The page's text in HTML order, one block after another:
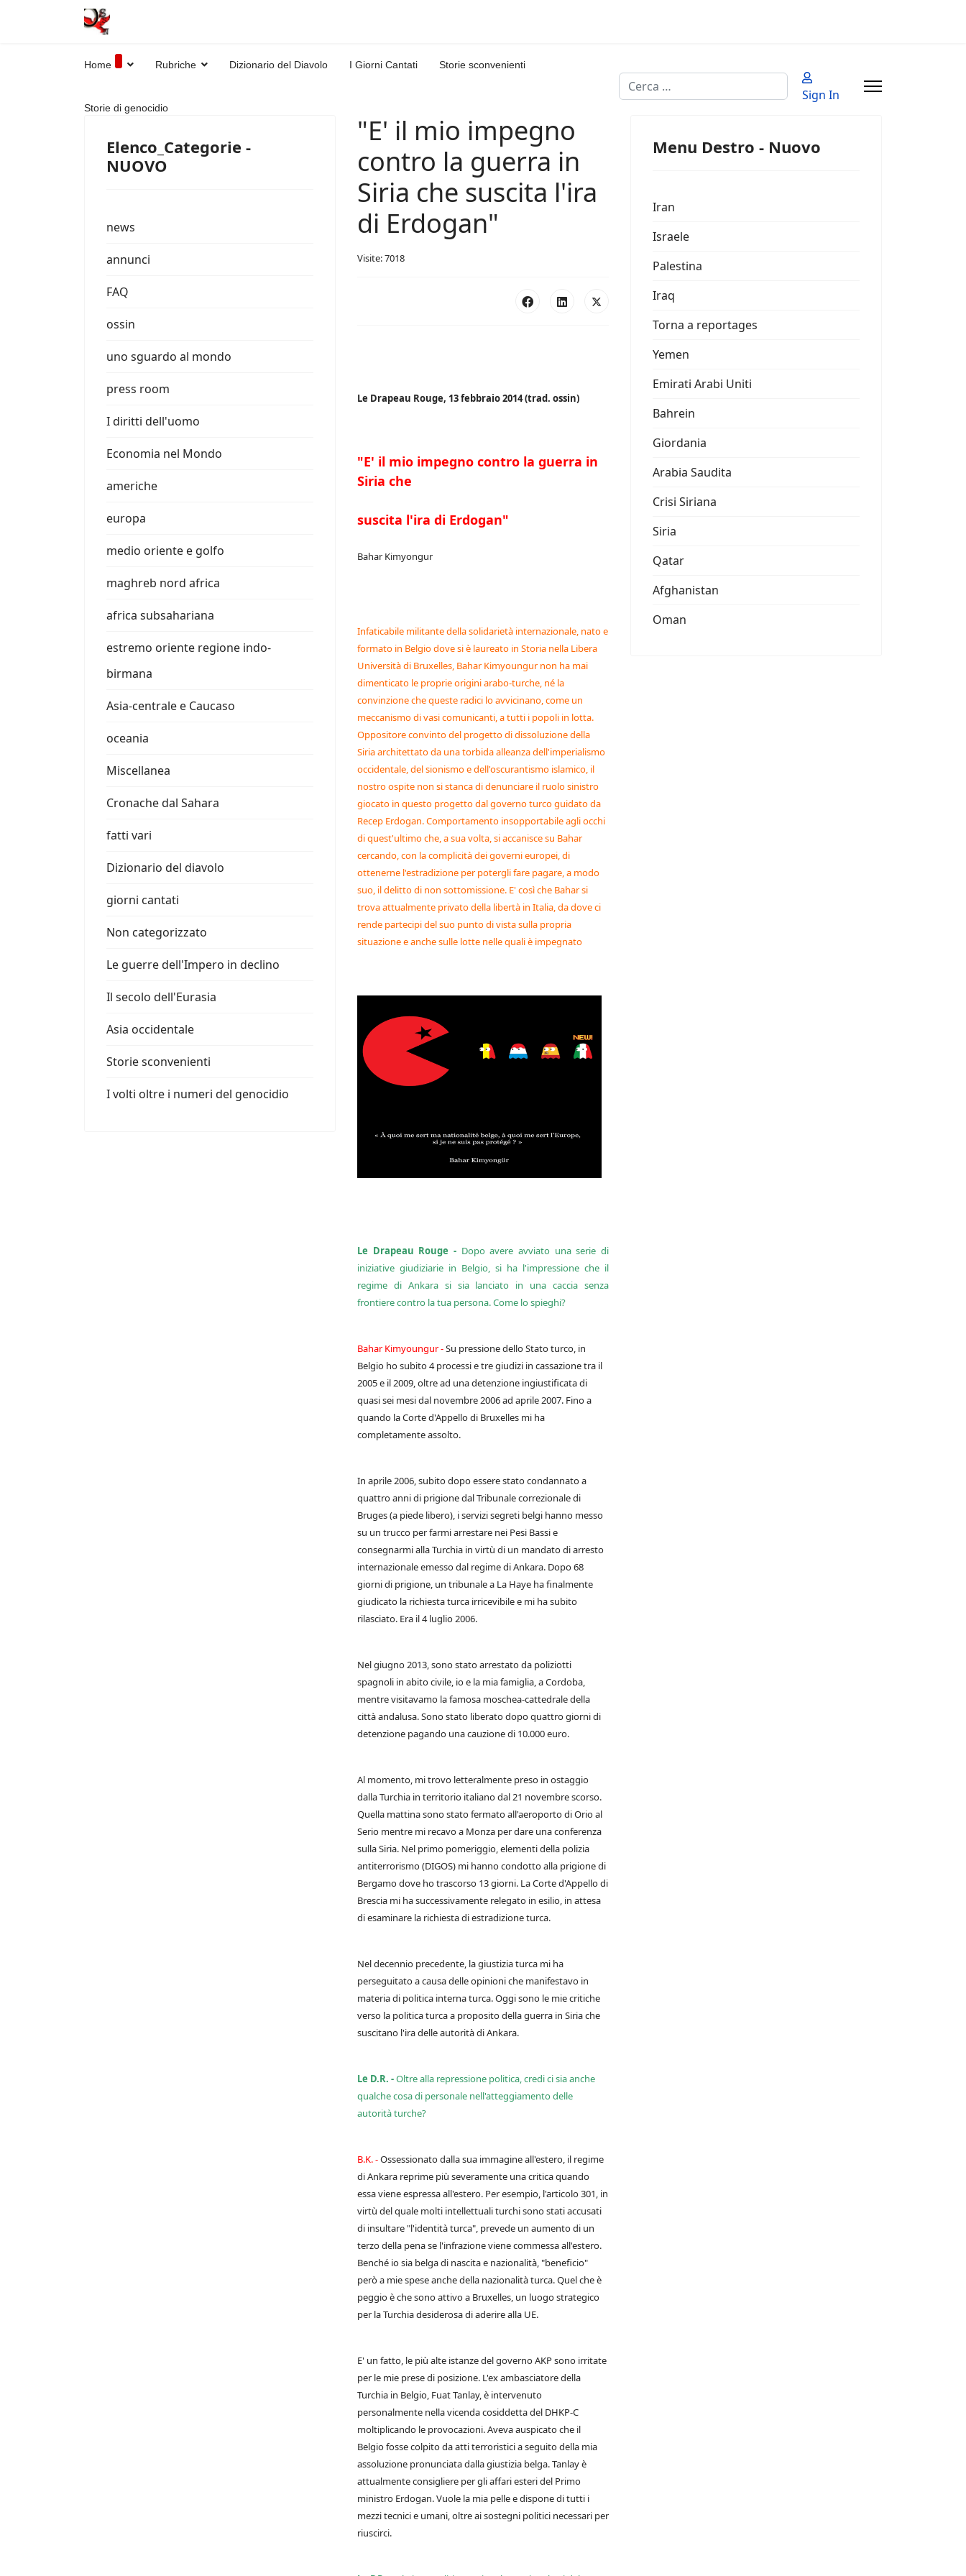
Home Rubriche Dizionario del Diavolo I Giorni Cantati Storie sconvenienti
Storie di genocidio
Cerca
Sign In
Elenco_Categorie -
NUOVO
news
annunci
FAQ
ossin
uno sguardo al mondo
press room
I diritti dell'uomo
Economia nel Mondo
americhe
europa
medio oriente e golfo
maghreb nord africa
africa subsahariana
estremo oriente regione indo-
birmana
Asia-centrale e Caucaso
oceania
Miscellanea
Cronache dal Sahara
fatti vari
Dizionario del diavolo
giorni cantati
Non categorizzato
Le guerre dell'Impero in declino
Il secolo dell'Eurasia
Asia occidentale
Storie sconvenienti
I volti oltre i numeri del genocidio
"E' il mio impegno
contro la guerra in
Siria che suscita l'ira
di Erdogan"
Visite: 7018
Le Drapeau Rouge, 13 febbraio 2014 (trad. ossin)
"E' il mio impegno contro la guerra in
Siria che
suscita l'ira di Erdogan"
Bahar Kimyongur
Infaticabile militante della solidarietà internazionale, nato e
formato in Belgio dove si è laureato in Storia nella Libera
Università di Bruxelles, Bahar Kimyoungur non ha mai
dimenticato le proprie origini arabo-turche, né la
convinzione che queste radici lo avvicinano, come un
meccanismo di vasi comunicanti, a tutti i popoli in lotta.
Oppositore convinto del progetto di dissoluzione della
Siria architettato da una torbida alleanza dell'imperialismo
occidentale, del sionismo e dell'oscurantismo islamico, il
nostro ospite non si stanca di denunciare il ruolo sinistro
giocato in questo progetto dal governo turco guidato da
Recep Erdogan. Comportamento insopportabile agli occhi
di quest'ultimo che, a sua volta, si accanisce su Bahar
cercando, con la complicità dei governi europei, di
ottenerne l'estradizione per potergli fare pagare, a modo
suo, il delitto di non sottomissione. E' così che Bahar si
trova attualmente privato della libertà in Italia, da dove ci
rende partecipi del suo punto di vista sulla propria
situazione e anche sulle lotte nelle quali è impegnato
Le Drapeau Rouge - Dopo avere avviato una serie di
iniziative giudiziarie in Belgio, si ha l'impressione che il
regime di Ankara si sia lanciato in una caccia senza
frontiere contro la tua persona. Come lo spieghi?
Bahar Kimyoungur -Su pressione dello Stato turco, in
Belgio ho subito 4 processi e tre giudizi in cassazione tra il
2005 e il 2009, oltre ad una detenzione ingiustificata di
quasi sei mesi dal novembre 2006 ad aprile 2007. Fino a
quando la Corte d'Appello di Bruxelles mi ha
completamente assolto.
In aprile 2006, subito dopo essere stato condannato a
quattro anni di prigione dal Tribunale correzionale di
Bruges (a piede libero), i servizi segreti belgi hanno messo
su un trucco per farmi arrestare nei Pesi Bassi e
consegnarmi alla Turchia in virtù di un mandato di arresto
internazionale emesso dal regime di Ankara. Dopo 68
giorni di prigione, un tribunale a La Haye ha finalmente
giudicato la richiesta turca irricevibile e mi ha subito
rilasciato. Era il 4 luglio 2006.
Nel giugno 2013, sono stato arrestato da poliziotti
spagnoli in abito civile, io e la mia famiglia, a Cordoba,
mentre visitavamo la famosa moschea-cattedrale della
città andalusa. Sono stato liberato dopo quattro giorni di
detenzione pagando una cauzione di 10.000 euro.
Al momento, mi trovo letteralmente preso in ostaggio
dalla Turchia in territorio italiano dal 21 novembre scorso.
Quella mattina sono stato fermato all'aeroporto di Orio al
Serio mentre mi recavo a Monza per dare una conferenza
sulla Siria. Nel primo pomeriggio, elementi della polizia
antiterrorismo (DIGOS) mi hanno condotto alla prigione di
Bergamo dove ho trascorso 13 giorni. La Corte d'Appello di
Brescia mi ha successivamente relegato in esilio, in attesa
di esaminare la richiesta di estradizione turca.
Nel decennio precedente, la giustizia turca mi ha
perseguitato a causa delle opinioni che manifestavo in
materia di politica interna turca. Oggi sono le mie critiche
verso la politica turca a proposito della guerra in Siria che
suscitano l'ira delle autorità di Ankara.
Le D.R. -Oltre alla repressione politica, credi ci sia anche
qualche cosa di personale nell'atteggiamento delle
autorità turche?
B.K. -Ossessionato dalla sua immagine all'estero, il regime
di Ankara reprime più severamente una critica quando
essa viene espressa all'estero. Per esempio, l'articolo 301, in
virtù del quale molti intellettuali turchi sono stati accusati
di insultare "l'identità turca", prevede un aumento di un
terzo della pena se l'infrazione viene commessa all'estero.
Benché io sia belga di nascita e nazionalità, "beneficio"
però a mie spese anche della nazionalità turca. Quel che è
peggio è che sono attivo a Bruxelles, un luogo strategico
per la Turchia desiderosa di aderire alla UE.
E' un fatto, le più alte istanze del governo AKP sono irritate
per le mie prese di posizione. L'ex ambasciatore della
Turchia in Belgio, Fuat Tanlay, è intervenuto
personalmente nella vicenda cosiddetta del DHKP-C
moltiplicando le provocazioni. Aveva auspicato che il
Belgio fosse colpito da atti terroristici a seguito della mia
assoluzione pronunciata dalla giustizia belga. Tanlay è
attualmente consigliere per gli affari esteri del Primo
ministro Erdogan. Vuole la mia pelle e dispone di tutti i
mezzi tecnici e umani, oltre ai sostegni politici necessari per
riuscirci.
Menu Destro - Nuovo
Iran
Israele
Palestina
Iraq
Torna a reportages
Yemen
Emirati Arabi Uniti
Bahrein
Giordania
Arabia Saudita
Crisi Siriana
Siria
Qatar
Afghanistan
Oman